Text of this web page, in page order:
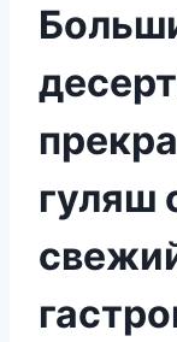
гуляш